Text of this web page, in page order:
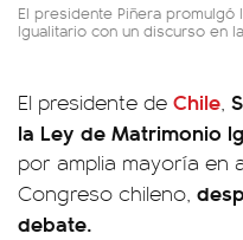
El presidente Piñera
Igualitario con un discurso en
El presidente de Chile,
la Ley de Matrimonio
por amplia mayoría en
Congreso chileno,
debate.